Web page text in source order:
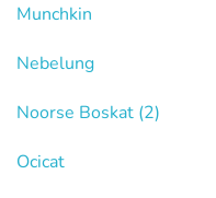
Munchkin
Nebelung
Noorse Boskat (2)
Ocicat